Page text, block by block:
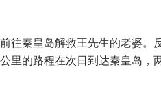
往秦皇岛解救王先生的老婆。
里的路程在次日到达秦皇岛，